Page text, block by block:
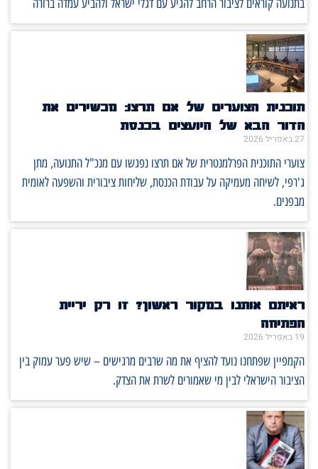
בתנועה קוראים לציבור הרחב להגיע עם דגלי ישראל ולהביע עמדה ברורה
תוכנית הצוערים של אם תרצו: מכשירים את
הדור הבא של היועצים בכנסת
27 באפריל 2026
צוערי התוכנית הפרלמנטרית של אם תרצו נפגשו עם מנכ"ל התנועה, מתן
ג'רפי, לשיחה מעמיקה על עבודת הכנסת, שליחות ציבורית והשפעה לאומית
מבפנים.
ראיתם אותנו במקור ראשון? זו רק יריית
הפתיחה
19 באפריל 2026
הקמפיין שפתחנו נועד להציף את מה שרבים מרגישים – שיש פער עמוק בין
הציבור הישראלי לבין מי שאמורים לשרת את הצדק.